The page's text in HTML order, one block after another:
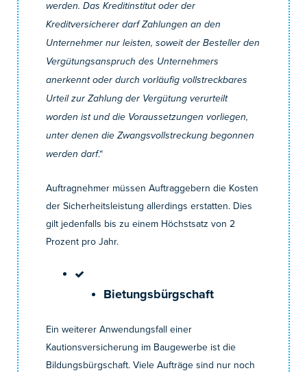
werden. Das Kreditinstitut oder der
Kreditversicherer darf Zahlungen an den
Unternehmer nur leisten, soweit der Besteller den
Vergütungsanspruch des Unternehmers
anerkennt oder durch vorläufig vollstreckbares
Urteil zur Zahlung der Vergütung verurteilt
worden ist und die Voraussetzungen vorliegen,
unter denen die Zwangsvollstreckung begonnen
werden darf.“
Auftragnehmer müssen Auftraggebern die Kosten
der Sicherheitsleistung allerdings erstatten. Dies
gilt jedenfalls bis zu einem Höchstsatz von 2
Prozent pro Jahr.
Bietungsbürgschaft
Ein weiterer Anwendungsfall einer
Kautionsversicherung im Baugewerbe ist die
Bildungsbürgschaft. Viele Aufträge sind nur noch